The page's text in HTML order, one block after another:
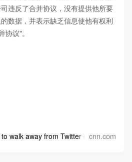
违反了合并协议，没有提供他所要
数据，并表示缺乏信息使他有权利
议"。
walk away from Twitter dealcnn.com